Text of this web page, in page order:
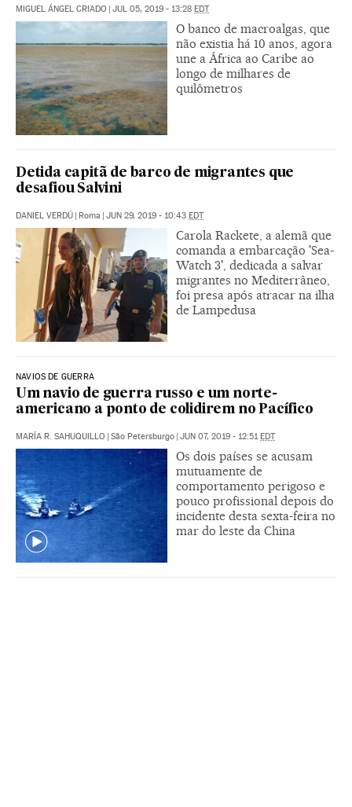
MIGUEL ÁNGEL CRIADO | JUL 05, 2019 - 13:28 EDT
O banco de macroalgas, que
não existia há 10 anos, agora
une a África ao Caribe ao
longo de milhares de
quilômetros
Detida capitã de barco de migrantes que
desafiou Salvini
DANIEL VERDÚ | Roma | JUN 29, 2019 - 10:43 EDT
Carola Rackete, a alemã que
comanda a embarcação 'Sea-
Watch 3', dedicada a salvar
migrantes no Mediterrâneo,
foi presa após atracar na ilha
de Lampedusa
NAVIOS DE GUERRA
Um navio de guerra russo e um norte-
americano a ponto de colidirem no Pacífico
MARÍA R. SAHUQUILLO | São Petersburgo | JUN 07, 2019 - 12:51EDT
Os dois países se acusam
mutuamente de
comportamento perigoso e
pouco profissional depois do
incidente desta sexta-feira no
mar do leste da China